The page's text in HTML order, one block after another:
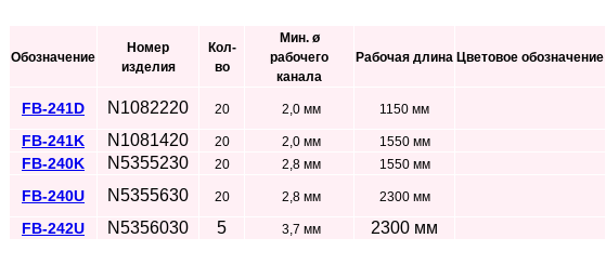
Обозначение
Номер
изделия
Кол-
во
Мин. ø
рабочего
канала
Рабочая длина Цветовое обозначение
FB-241D N1082220 20 2,0 мм 1150 мм
FB-241K N1081420 20 2,0 мм 1550 мм
FB-240K N5355230 20 2,8 мм 1550 мм
FB-240U N5355630 20 2,8 мм 2300 мм
FB-242U N5356030 5 3,7 мм 2300 мм